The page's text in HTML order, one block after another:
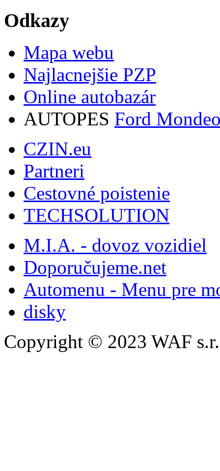
Odkazy
Mapa webu
Najlacnejšie PZP
Online autobazár
AUTOPES Ford
CZIN.eu
Partneri
Cestovné poistenie
TECHSOLUTION
M.I.A. - dovoz vozidiel
Doporučujeme.net
Automenu - Menu pre
disky
Copyright © 2023 WAF